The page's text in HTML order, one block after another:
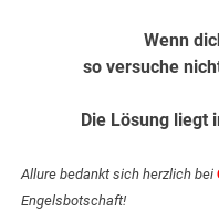
Wenn
so versuche
Die Lösung liegt
Allure bedankt sich herzlich bei
Engelsbotschaft!